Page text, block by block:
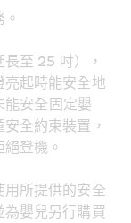
至 25 吋），
起時能安全地
安全固定嬰
全約束裝置，
登機。
所提供的安全
嬰兒另行購買